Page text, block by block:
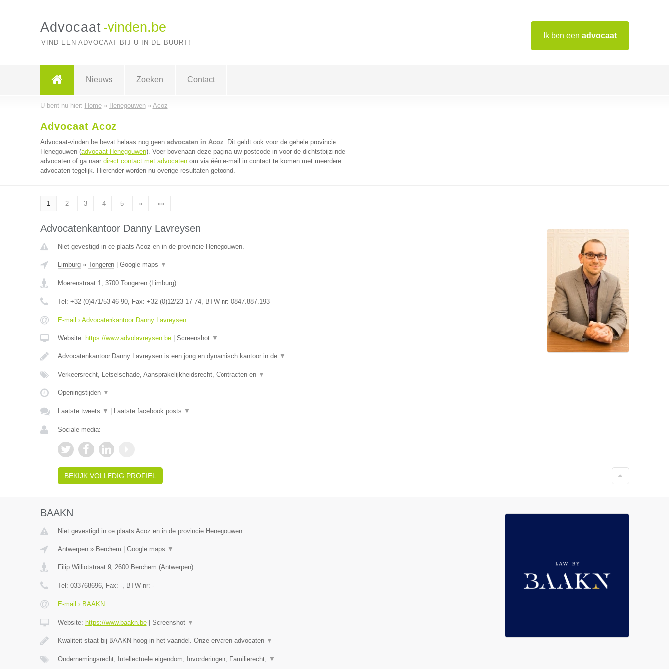
Ik ben een advocaat
Advocaat -vinden.be
VIND EEN ADVOCAAT BIJ U IN DE BUURT!
Nieuws Zoeken Contact
U bent nu hier: Home» Henegouwen» Acoz
Advocaat Acoz
Advocaat-vinden.be bevat helaas nog geen advocaten in Acoz. Dit geldt ook voor de gehele provincie
Henegouwen (advocaat Henegouwen). Voer bovenaan deze pagina uw postcode in voor de dichtstbijzijnde
advocaten of ga naar direct contact met advocatenom via één e-mail in contact te komen met meerdere
advocaten tegelijk. Hieronder worden nu overige resultaten getoond.
1 2 3 4 5 » »»
Advocatenkantoor Danny Lavreysen
Niet gevestigd in de plaats Acoz en in de provincie Henegouwen.
Limburg» Tongeren| Google maps ▼
Moerenstraat 1, 3700 Tongeren(Limburg)
Tel: +32 (0)471/53 46 90, Fax: +32 (0)12/23 17 74, BTW-nr: 0847.887.193
E-mail › Advocatenkantoor Danny Lavreysen
Website: https://www.advolavreysen.be| Screenshot ▼
Advocatenkantoor Danny Lavreysen is een jong en dynamisch kantoor in de ▼
Verkeersrecht, Letselschade, Aansprakelijkheidsrecht, Contracten en ▼
Openingstijden ▼
Laatste tweets ▼ Laatste facebook posts ▼
Sociale media:
BEKIJK VOLLEDIG PROFIEL
BAAKN
Niet gevestigd in de plaats Acoz en in de provincie Henegouwen.
Antwerpen» Berchem Google maps ▼
Filip Williotstraat 9, 2600 Berchem (Antwerpen)
Tel: 033768696, Fax: -, BTW-nr: -
E-mail › BAAKN
Website: https://www.baakn.be| Screenshot ▼
Kwaliteit staat bij BAAKN hoog in het vaandel. Onze ervaren advocaten ▼
Ondernemingsrecht, Intellectuele eigendom, Invorderingen, Familierecht, ▼